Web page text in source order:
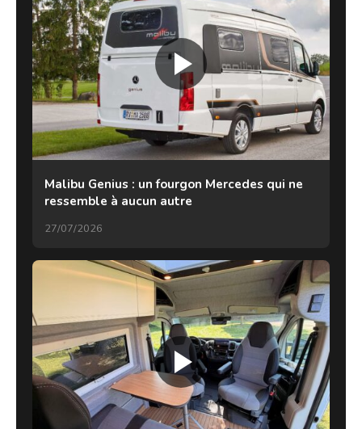
Malibu Genius : un fourgon Mercedes qui ne
ressemble à aucun autre
27/07/2026